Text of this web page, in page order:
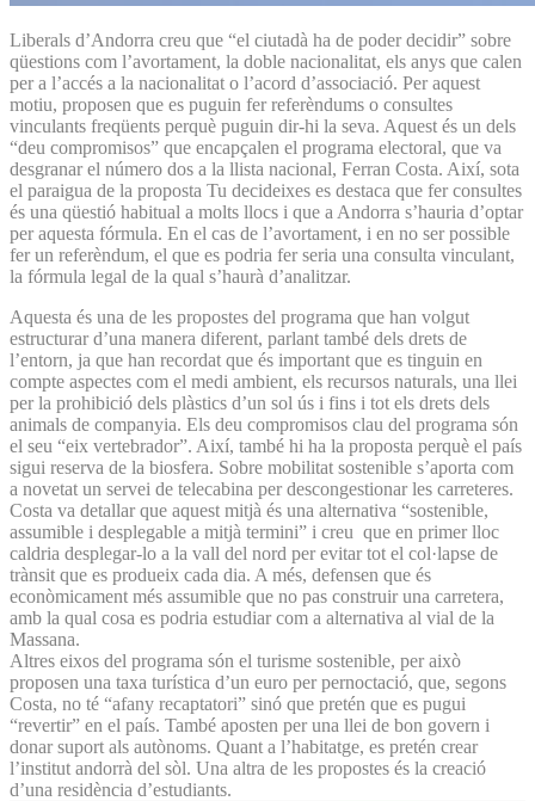
Liberals d’Andorra creu que “el ciutadà ha de poder decidir” sobre
qüestions com l’avortament, la doble nacionalitat, els anys que calen
per a l’accés a la nacionalitat o l’acord d’associació. Per aquest
motiu, proposen que es puguin fer referèndums o consultes
vinculants freqüents perquè puguin dir-hi la seva. Aquest és un dels
“deu compromisos” que encapçalen el programa electoral, que va
desgranar el número dos a la llista nacional, Ferran Costa. Així, sota
el paraigua de la proposta Tu decideixes es destaca que fer consultes
és una qüestió habitual a molts llocs i que a Andorra s’hauria d’optar
per aquesta fórmula. En el cas de l’avortament, i en no ser possible
fer un referèndum, el que es podria fer seria una consulta vinculant,
la fórmula legal de la qual s’haurà d’analitzar.
Aquesta és una de les propostes del programa que han volgut
estructurar d’una manera diferent, parlant també dels drets de
l’entorn, ja que han recordat que és important que es tinguin en
compte aspectes com el medi ambient, els recursos naturals, una llei
per la prohibició dels plàstics d’un sol ús i fins i tot els drets dels
animals de companyia. Els deu compromisos clau del programa són
el seu “eix vertebrador”. Així, també hi ha la proposta perquè el país
sigui reserva de la biosfera. Sobre mobilitat sostenible s’aporta com
a novetat un servei de telecabina per descongestionar les carreteres.
Costa va detallar que aquest mitjà és una alternativa “sostenible,
assumible i desplegable a mitjà termini” i creu que en primer lloc
caldria desplegar-lo a la vall del nord per evitar tot el col·lapse de
trànsit que es produeix cada dia. A més, defensen que és
econòmicament més assumible que no pas construir una carretera,
amb la qual cosa es podria estudiar com a alternativa al vial de la
Massana.
Altres eixos del programa són el turisme sostenible, per això
proposen una taxa turística d’un euro per pernoctació, que, segons
Costa, no té “afany recaptatori” sinó que pretén que es pugui
“revertir” en el país. També aposten per una llei de bon govern i
donar suport als autònoms. Quant a l’habitatge, es pretén crear
l’institut andorrà del sòl. Una altra de les propostes és la creació
d’una residència d’estudiants.